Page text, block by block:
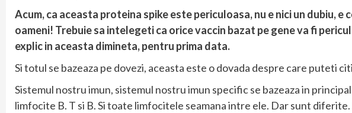
Acum, ca aceasta proteina spike este periculoasa, nu e nici un dubiu, e
oameni! Trebuie sa intelegeti ca orice vaccin bazat pe gene va fi
explic in aceasta dimineta, pentru prima data.
Si totul se bazeaza pe dovezi, aceasta este o dovada despre care puteti
Sistemul nostru imun, sistemul nostru imun specific se bazeaza in
limfocite B. T si B. Si toate limfocitele seamana intre ele. Dar sunt